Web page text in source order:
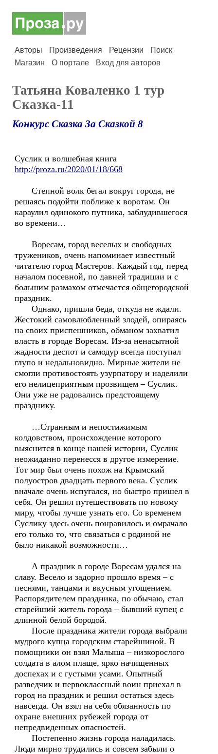
Авторы Произведения Рецензии
Поиск
Магазин
О портале Вход для авторов
Татьяна Коваленко 1 тур
Сказка-11
Конкурс Сказка За Сказкой 8
Суслик и волшебная книга
http://proza.ru/2020/01/18/668
Степной волк бегал вокруг города, не
решаясь подойти поближе к воротам. Он
караулил одинокого путника, заблудившегося
во времени…
Воресам, город веселых и свободных
тружеников, очень напоминает известный
читателю город Мастеров. Каждый год, перед
началом посевной, по давней традиции и с
большим размахом отмечается общегородской
праздник.
Однако, пришла беда, откуда не ждали.
Жестокий самовлюбленный злодей, опираясь
на своих приспешников, обманом захватил
власть в городе Воресам. Из-за ненасытной
жадности деспот и самодур всегда поступал
глупо и недальновидно. Мирные жители не
смогли противостоять узурпатору и наделили
его нелицеприятным прозвищем – Суслик.
Они уже не радовались предстоящему
празднику.
…Странным и непостижимым
колдовством, происхождение которого
выяснится в конце нашей истории, Суслик
неожиданно перенесся в другое измерение.
Тот мир был очень похож на Крымский
полуостров двадцать первого века. Суслик
вначале очень испугался, но быстро пришел в
себя. Он решил путешествовать по новому
миру, чтобы лучше узнать его. Со временем
Суслику здесь очень понравилось и омрачало
его только то, что связаться с родиной не
было никакой возможности…
А праздник в городе Воресам удался на
славу. Весело и задорно прошло время – с
песнями, танцами и вкусным угощением.
Распорядителем праздника, по обычаю, стал
старейший житель города – бывший купец с
длинной белой бородой.
После праздника жители города выбрали
мудрого купца городским старейшиной. В
помощники он взял Малыша – низкорослого
солдата в алом плаще, ярко начищенных
доспехах и с густыми усами. Опытный
разведчик и первоклассный воин приехал в
город на праздник и решил остаться здесь
навсегда. Он взял на себя обязанность по
охране внешних рубежей города от
непредвиденных опасностей.
Постепенно жизнь города наладилась.
Люди мирно трудились и совсем забыли о